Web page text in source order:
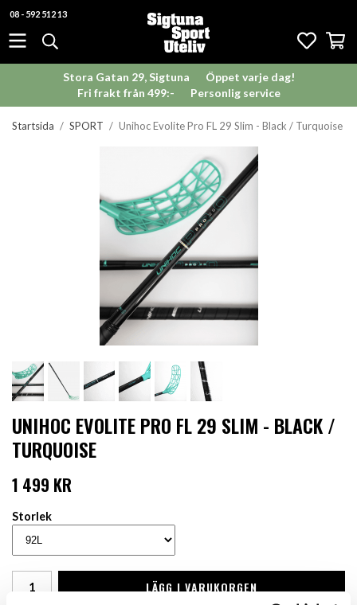
08 - 592 512 13
Stora Gatan 29, Sigtuna
Öppet varje dag!
Fri frakt från 499:-
Personlig service
Startsida / SPORT / Unihoc Evolite Pro FL 29 Slim - Black / Turquoise
UNIHOC EVOLITE PRO FL 29 SLIM - BLACK /
TURQUOISE
1 499 KR
Storlek
LÄGG I VARUKORGEN